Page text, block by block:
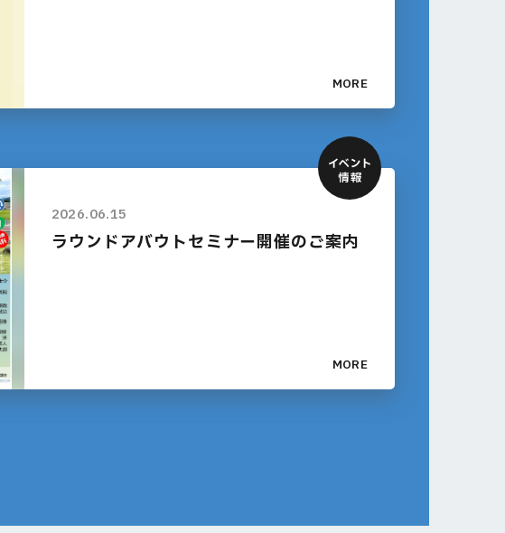
MORE
2026.06.15
ラウンドアバウトセミナー開催のご案内
MORE